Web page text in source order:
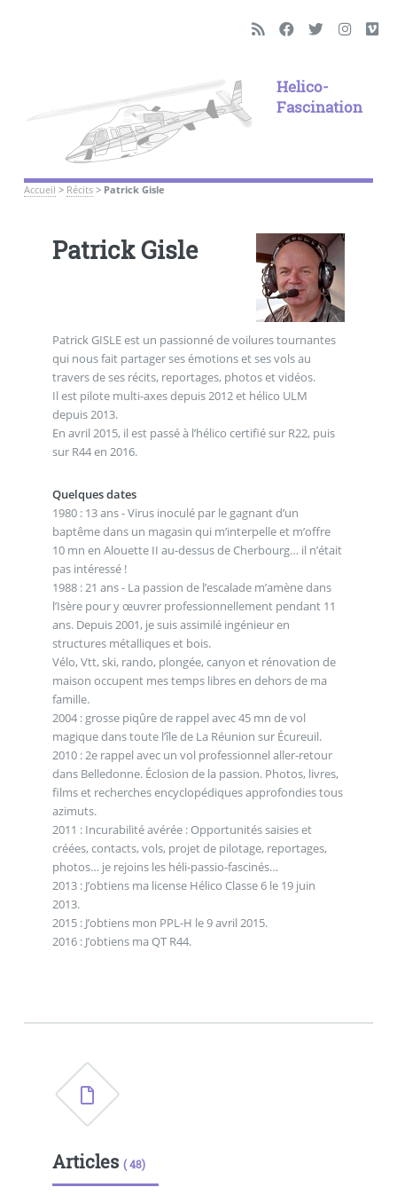
Helico-
Fascination
Accueil > Récits> Patrick Gisle
Patrick Gisle
Patrick GISLE est un passionné de voilures tournantes
qui nous fait partager ses émotions et ses vols au
travers de ses récits, reportages, photos et vidéos.
Il est pilote multi-axes depuis 2012 et hélico ULM
depuis 2013.
En avril 2015, il est passé à l’hélico certifié sur R22, puis
sur R44 en 2016.
Quelques dates
1980 : 13 ans - Virus inoculé par le gagnant d’un
baptême dans un magasin qui m’interpelle et m’offre
10 mn en Alouette II au-dessus de Cherbourg… il n’était
pas intéressé !
1988 : 21 ans - La passion de l’escalade m’amène dans
l’Isère pour y œuvrer professionnellement pendant 11
ans. Depuis 2001, je suis assimilé ingénieur en
structures métalliques et bois.
Vélo, Vtt, ski, rando, plongée, canyon et rénovation de
maison occupent mes temps libres en dehors de ma
famille.
2004 : grosse piqûre de rappel avec 45 mn de vol
magique dans toute l’île de La Réunion sur Écureuil.
2010 : 2e rappel avec un vol professionnel aller-retour
dans Belledonne. Éclosion de la passion. Photos, livres,
films et recherches encyclopédiques approfondies tous
azimuts.
2011 : Incurabilité avérée : Opportunités saisies et
créées, contacts, vols, projet de pilotage, reportages,
photos… je rejoins les héli-passio-fascinés…
2013 : J’obtiens ma license Hélico Classe 6 le 19 juin
2013.
2015 : J’obtiens mon PPL-H le 9 avril 2015.
2016 : J’obtiens ma QT R44.
Articles ( 48)